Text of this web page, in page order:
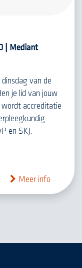
| Mediant
van de
je lid van jouw
accreditatie
en SKJ.
Meer info